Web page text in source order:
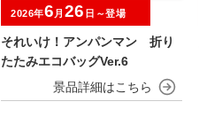
それいけ！アンパンマン 折り
たたみエコバッグVer.6
2026年6 月 26 日～登場